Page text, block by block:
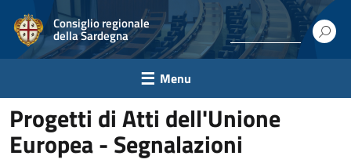
Consiglio regionale
della Sardegna
Menu
Progetti di Atti dell'Unione
Europea - Segnalazioni